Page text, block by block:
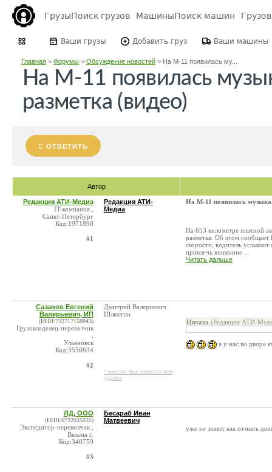
ГрузыПоиск грузов МашиныПоиск машин
Ваши грузы Добавить груз Ваши машины
Главная> Форумы> Обсуждение новостей> На М-11 появилась му...
На М-11 появилась
разметка (видео)
ОТВЕТИТЬ
Автор
Редакция АТИ-Медиа
IT-компания ,
Санкт-Петербург
Код:1971890
#1
Редакция АТИ-
Медиа
На М-11 появилась
На 653 километре платной
разметка. Об этом сообщает
скорости, водитель
привлечь внимание ...
Читать дальше
Сазанов Евгений
Валерьевич, ИП
(ИНН:732717158843)
Грузовладелец-перевозчик
Ульяновск
Код:3550634
#2
Дмитрий Валериевич
Шляхтин
* контакт был изменен или
удален
Цитата (Редакция АТИ-
а у нас во дворе
ЛД, ООО
(ИНН:6722035035)
Экспедитор-перевозчик ,
Вязьма г.
Код:340759
#3
Бесараб Иван
Матвеевич
уже не знают как